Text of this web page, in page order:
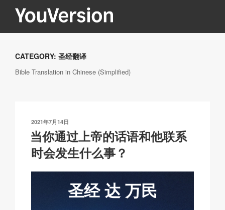
YOUVERSION
Seeking God every day.
CATEGORY: 圣经翻译
Bible Translation in Chinese (Simplified)
发
布
于
2021年7月14日
当你通过上帝的话语和他联系
时会发生什么事？
圣经达万民